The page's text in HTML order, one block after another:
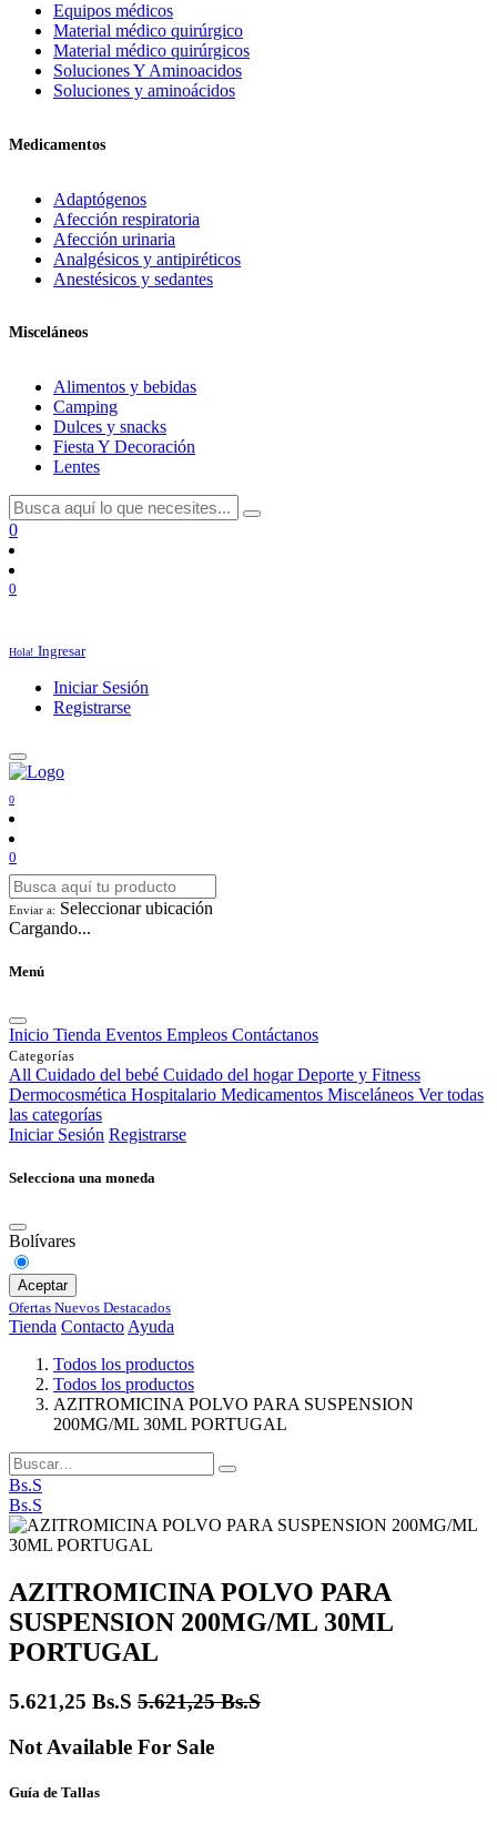
Equipos médicos
Material médico quirúrgico
Material médico quirúrgicos
Soluciones Y Aminoacidos
Soluciones y aminoácidos
Medicamentos
Adaptógenos
Afección respiratoria
Afección urinaria
Analgésicos y antipiréticos
Anestésicos y sedantes
Misceláneos
Alimentos y bebidas
Camping
Dulces y snacks
Fiesta Y Decoración
Lentes
0
0
Hola! Ingresar
Iniciar Sesión
Registrarse
0
0
Enviar a: Seleccionar ubicación
Cargando...
Menú
Inicio Tienda Eventos Empleos Contáctanos
Categorías
All Cuidado del bebé Cuidado del hogar Deporte y Fitness
Dermocosmética Hospitalario Medicamentos Misceláneos Ver todas
las categorías
Iniciar Sesión Registrarse
Selecciona una moneda
Bolívares
Aceptar
Ofertas Nuevos Destacados
Tienda Contacto Ayuda
Todos los productos
Todos los productos
AZITROMICINA POLVO PARA SUSPENSION
200MG/ML 30ML PORTUGAL
Bs.S
Bs.S
AZITROMICINA POLVO PARA
SUSPENSION 200MG/ML 30ML
PORTUGAL
5.621,25 Bs.S 5.621,25Bs.S
Not Available For Sale
Guía de Tallas